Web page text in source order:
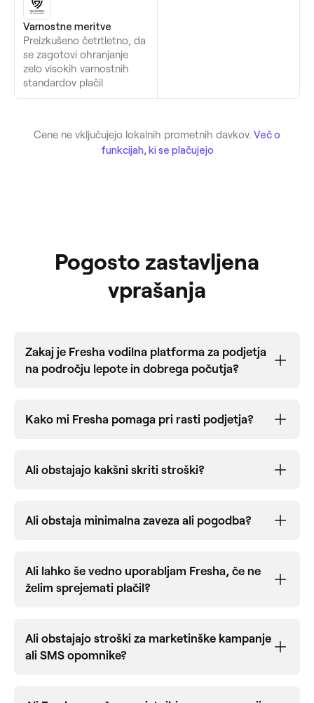
Varnostne meritve
Preizkušeno četrtletno, da
se zagotovi ohranjanje
zelo visokih varnostnih
standardov plačil
Cene ne vključujejo lokalnih prometnih davkov. Več o
funkcijah, ki se plačujejo
Pogosto zastavljena
vprašanja
Zakaj je Fresha vodilna platforma za podjetja
na področju lepote in dobrega počutja?
dobro počutje na svetu, ki ji zaupa več kot 120.000
ki so enostavne za uporabo, vključno s spletnimi
poenostavlja vsakodnevna opravila, prihrani čas in
izboljša učinkovitost, tako da se lahko osredotočite
Kako mi Fresha pomaga pri rasti podjetja?
Ali obstajajo kakšni skriti stroški?
Ali obstaja minimalna zaveza ali pogodba?
Ali lahko še vedno uporabljam Fresha, če ne
želim sprejemati plačil?
Ali obstajajo stroški za marketinške kampanje
ali SMS opomnike?
vključno z dodatkom za pošiljanje sporočil SMS, ki je